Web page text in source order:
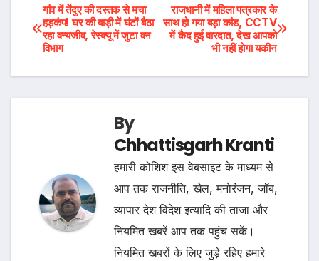
Post
navigation
राजधानी में महिला पत्रकार के
साथ हो गया बड़ा कांड, CCTV
में कैद हुई वारदात, देख आपको
भी नहीं होगा यकीन
गांव में तेंदुए की दस्तक से मचा
हड़कंप! घर की बाड़ी में घंटों बैठा
रहा वन्यजीव, रेस्क्यू में जुटा वन
विभाग
By
Chhattisgarh Kranti
हमारी कोशिश इस वेबसाइट के माध्यम से
आप तक राजनीति, खेल, मनोरंजन, जॉब,
व्यापार देश विदेश इत्यादि की ताजा और
नियमित खबरें आप तक पहुंच सकें।
नियमित खबरों के लिए जुड़े रहिए हमारे